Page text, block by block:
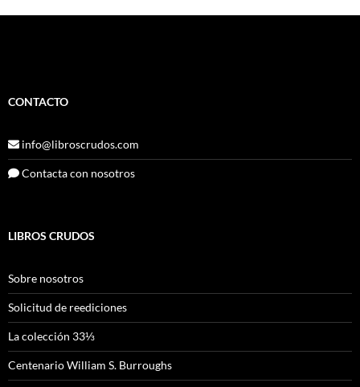
entradas
CONTACTO
info@libroscrudos.com
Contacta con nosotros
LIBROS CRUDOS
Sobre nosotros
Solicitud de reediciones
La colección 33⅓
Centenario William S. Burroughs